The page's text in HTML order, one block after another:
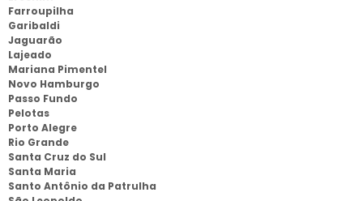
Farroupilha
Garibaldi
Jaguarão
Lajeado
Mariana Pimentel
Novo Hamburgo
Passo Fundo
Pelotas
Porto Alegre
Rio Grande
Santa Cruz do Sul
Santa Maria
Santo Antônio da Patrulha